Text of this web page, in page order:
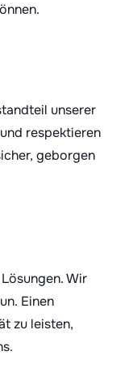
unserer
respektieren
geborgen
Wir
Einen
zu leisten,